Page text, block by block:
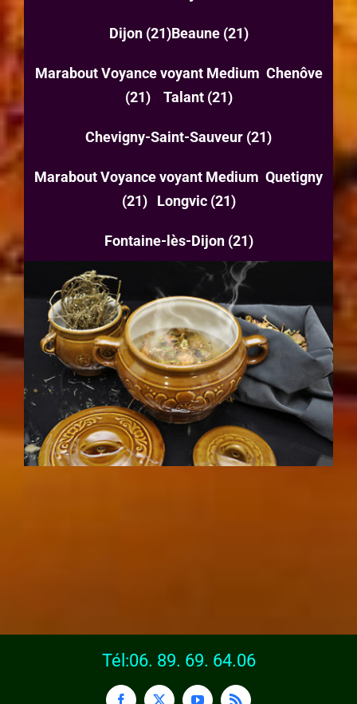
Dijon (21)Beaune (21)
Marabout Voyance voyant Medium Chenôve
(21) Talant (21)
Chevigny-Saint-Sauveur (21)
Marabout Voyance voyant Medium Quetigny
(21) Longvic (21)
Fontaine-lès-Dijon (21)
Tél:06. 89. 69. 64.06